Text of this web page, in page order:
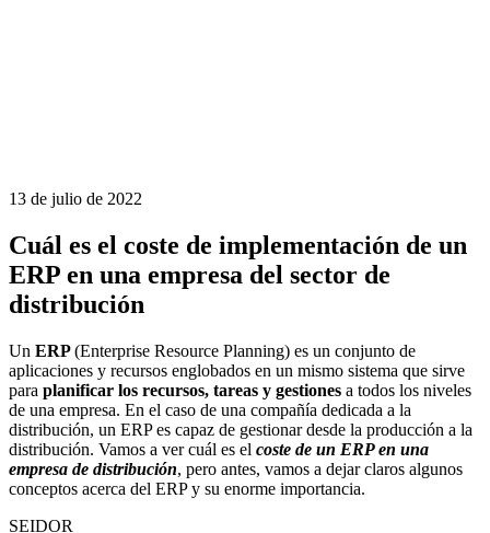
13 de julio de 2022
Cuál es el coste de implementación de un
ERP en una empresa del sector de
distribución
Un ERP(Enterprise Resource Planning) es un conjunto de
aplicaciones y recursos englobados en un mismo sistema que sirve
para planificar los recursos, tareas y gestiones a todos los niveles
de una empresa. En el caso de una compañía dedicada a la
distribución, un ERP es capaz de gestionar desde la producción a la
distribución. Vamos a ver cuál es el coste de un ERP en una
empresa de distribución, pero antes, vamos a dejar claros algunos
conceptos acerca del ERP y su enorme importancia.
SEIDOR